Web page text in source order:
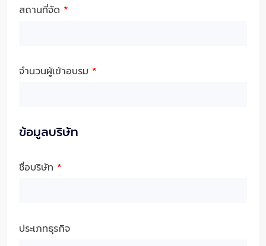
สถานที่จัด *
จำนวนผู้เข้าอบรม *
ข้อมูลบริษัท
ชื่อบริษัท *
ประเภทธุรกิจ